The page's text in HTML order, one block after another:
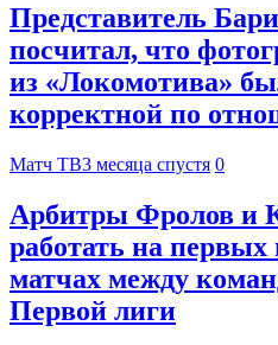
Представитель
посчитал, что
из «Локомотива»
корректной по
Матч ТВ3 месяца спустя 0
Арбитры Фролов и
работать на первых
матчах между
Первой лиги